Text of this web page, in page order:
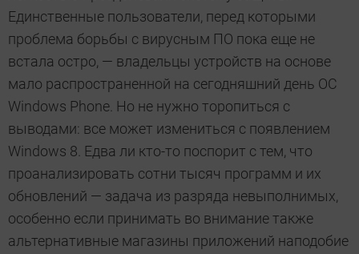
Единственные пользователи, перед которыми
проблема борьбы с вирусным ПО пока еще не
встала остро, — владельцы устройств на основе
мало распространенной на сегодняшний день ОС
Windows Phone. Но не нужно торопиться с
выводами: все может измениться с появлением
Windows 8. Едва ли кто-то поспорит с тем, что
проанализировать сотни тысяч программ и их
обновлений — задача из разряда невыполнимых,
особенно если принимать во внимание также
альтернативные магазины приложений наподобие